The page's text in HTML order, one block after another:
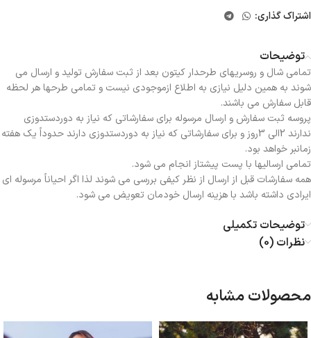
اشتراک گذاری:
توضیحات
تمامی شال و روسریهای طرحدار کیتون بعد از ثبت سفارش تولید و ارسال می
شوند به همین دلیل نیازی به اطلاع ازموجودی نیست و تمامی طرحها هر لحظه
قابل سفارش می باشند.
پروسه ثبت سفارش و ارسال مرسوله برای سفارشاتی که نیاز به دوردستدوزی
ندارند 2الی 3روز و برای سفارشاتی که نیاز به دوردستدوزی دارند حدوداً یک هفته
زمانبر خواهد بود.
تمامی ارسالیها با پست پیشتاز انجام می شود.
همه سفارشات قبل از ارسال از نظر کیفی بررسی می شوند لذا اگر احیاناً مرسوله ای
ایرادی داشته باشد با هزینه ارسال خودمان تعویض می شود.
توضیحات تکمیلی
نظرات (0)
محصولات مشابه